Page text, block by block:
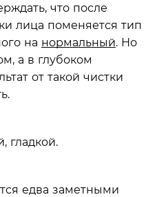
что после
лица поменяется тип
на нормальный. Но
а в глубоком
от такой чистки
гладкой.
едва заметными